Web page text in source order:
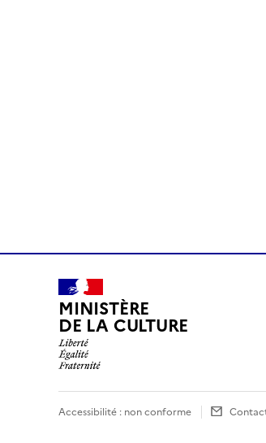
MINISTÈRE
DE LA CULTURE
Accessibilité : non conforme